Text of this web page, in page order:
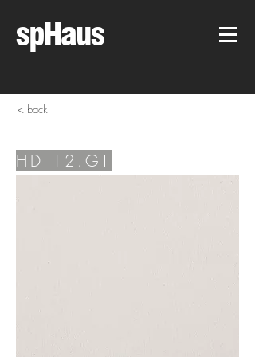
spHaus
< back
HD 12.GT